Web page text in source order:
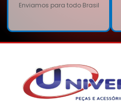
Enviamos para todo Brasil